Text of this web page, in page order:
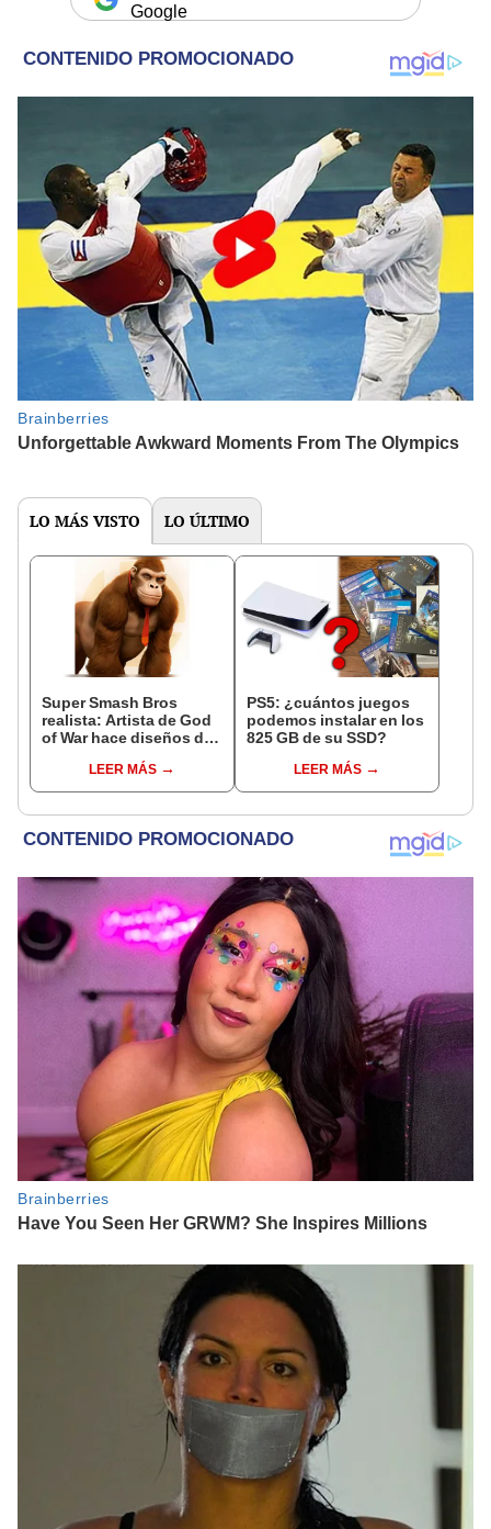
Google
LO MÁS VISTO LO ÚLTIMO
Super Smash Bros
realista: Artista de God
of War hace diseños de
[FOTOS]LEER MÁS
PS5: ¿cuántos juegos
podemos instalar en los
825 GB de su SSD?
LEER MÁS